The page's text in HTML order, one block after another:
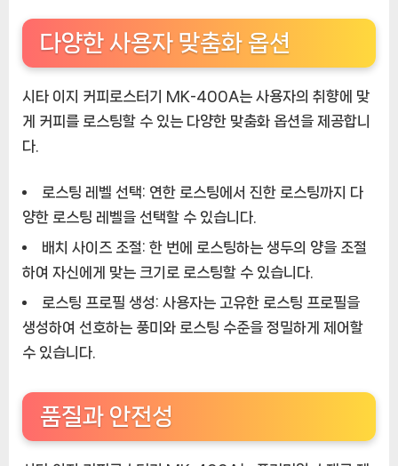
다양한 사용자 맞춤화 옵션
시타 이지 커피로스터기 MK-400A는 사용자의 취향에 맞
게 커피를 로스팅할 수 있는 다양한 맞춤화 옵션을 제공합니
다.
로스팅 레벨 선택: 연한 로스팅에서 진한 로스팅까지 다
양한 로스팅 레벨을 선택할 수 있습니다.
배치 사이즈 조절: 한 번에 로스팅하는 생두의 양을 조절
하여 자신에게 맞는 크기로 로스팅할 수 있습니다.
로스팅 프로필 생성: 사용자는 고유한 로스팅 프로필을
생성하여 선호하는 풍미와 로스팅 수준을 정밀하게 제어할
수 있습니다.
품질과 안전성